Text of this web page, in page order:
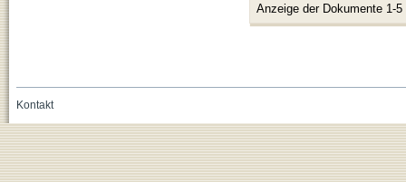
Anzeige der Dokumente 1-5
Kontakt